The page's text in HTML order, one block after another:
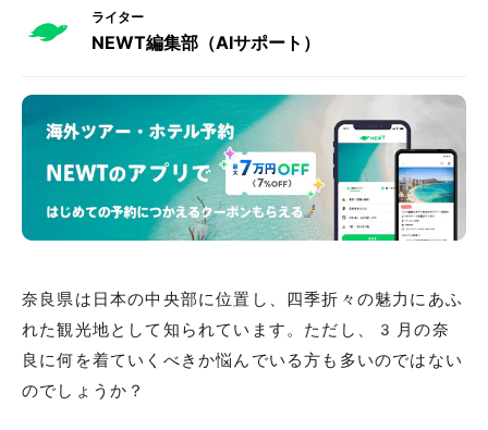
ライター
NEWT編集部（AIサポート）
奈良県は日本の中央部に位置し、四季折々の魅力にあふ
れた観光地として知られています。ただし、3月の奈
良に何を着ていくべきか悩んでいる方も多いのではない
のでしょうか？